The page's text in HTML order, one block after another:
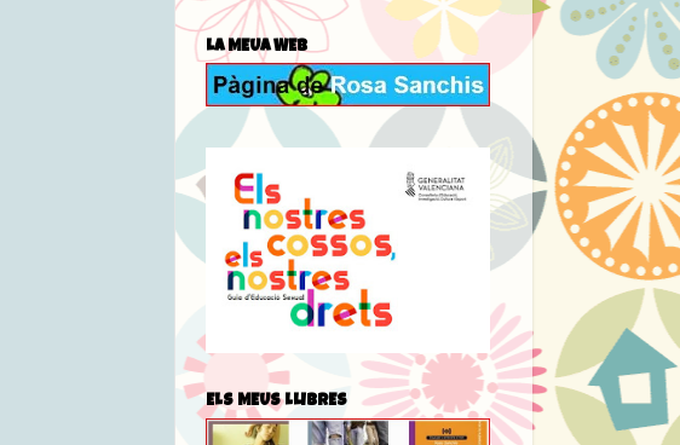
LA MEUA WEB
ELS MEUS LLIBRES